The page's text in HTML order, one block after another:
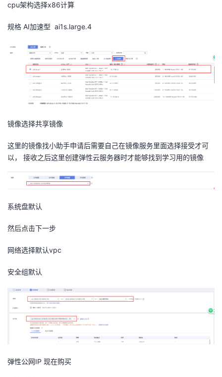
注
开
的
课
程
我
的
认
证
我
的
实
验
我
的
收
藏
的
我
技
支
持
的
声
建
议
cpu架构选择x86计算
规格 AI加速型 ai1s.large.4
镜像选择共享镜像
这里的镜像找小助手申请后需要自己在镜像服务里面选择接受才可
以， 接收之后这里创建弹性云服务器时才能够找到学习用的镜像
系统盘默认
然后点击下一步
网络选择默认vpc
安全组默认
弹性公网IP 现在购买